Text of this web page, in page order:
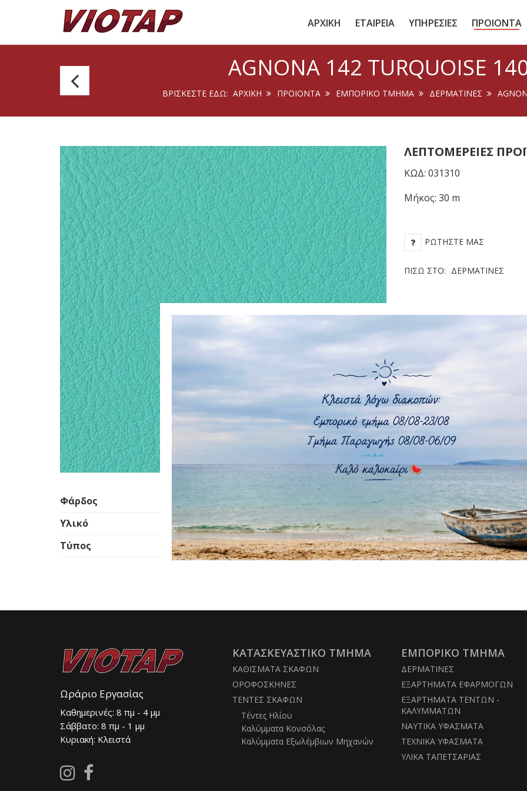
ΑΡΧΙΚΗ ΕΤΑΙΡΕΙΑ ΥΠΗΡΕΣΙΕΣ ΠΡΟΙΟΝΤΑ
AGNONA 142 TURQUOISE
ΒΡΊΣΚΕΣΤΕ ΕΔΏ: ΑΡΧΙΚΉ ΠΡΟΙΟΝΤΑ ΕΜΠΟΡΙΚΟ ΤΜΗΜΑ ΔΕΡΜΑΤΙΝΕΣ
Agnona
102
140cm
ΛΕΠΤΟΜΈΡΕΙΕΣ
ΚΩΔ: 031310
Μήκος: 30 m
ΡΩΤΉΣΤΕ ΜΑΣ
ΠΊΣΩ ΣΤΟ: ΔΕΡΜΑΤΊΝΕΣ
Φάρδος
140 cm
Υλικό
PVC
Τύπος
Agnona
Ωράριο Εργασίας
Καθημερινές: 8 πμ - 4 μμ
Σάββατο: 8 πμ - 1 μμ
Κυριακή: Κλειστά
Follow
ΚΑΤΑΣΚΕΥΑΣΤΙΚΟ ΤΜΗΜΑ
ΚΑΘΙΣΜΑΤΑ ΣΚΑΦΩΝ
ΟΡΟΦΟΣΚΗΝΕΣ
ΤΕΝΤΕΣ ΣΚΑΦΩΝ
Τέντες Ηλίου
Καλύμματα Κονσόλας
Καλύμματα Εξωλέμβιων Μηχανών
ΕΜΠΟΡΙΚΟ ΤΜΗΜΑ
ΔΕΡΜΑΤΙΝΕΣ
ΕΞΑΡΤΗΜΑΤΑ ΕΦΑΡΜΟΓΩΝ
ΕΞΑΡΤΗΜΑΤΑ ΤΕΝΤΩΝ -
ΚΑΛΥΜΜΑΤΩΝ
ΝΑΥΤΙΚΑ ΥΦΑΣΜΑΤΑ
ΤΕΧΝΙΚΑ ΥΦΑΣΜΑΤΑ
ΥΛΙΚΑ ΤΑΠΕΤΣΑΡΙΑΣ